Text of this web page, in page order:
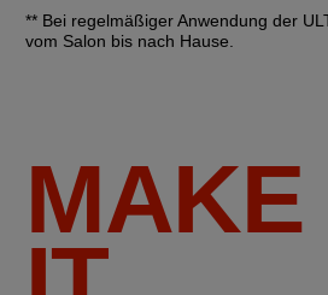
** Bei regelmäßiger Anwendung der
vom Salon bis nach Hause.
MAKE